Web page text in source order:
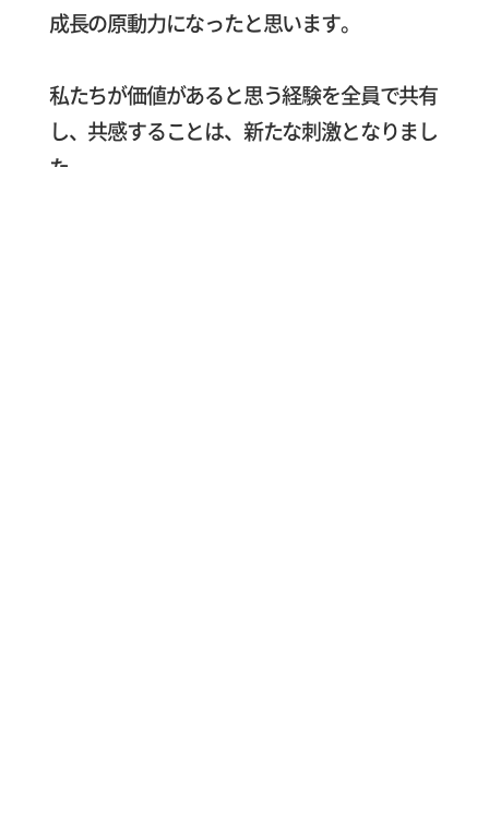
成長の原動力になったと思います。
私たちが価値があると思う経験を全員で共有
し、共感することは、新たな刺激となりまし
た。